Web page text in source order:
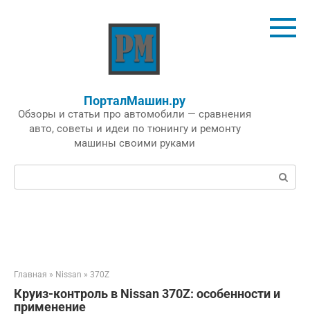
ПорталМашин.ру
Обзоры и статьи про автомобили — сравнения
авто, советы и идеи по тюнингу и ремонту
машины своими руками
Поиск:
Главная » Nissan » 370Z
Круиз-контроль в Nissan 370Z: особенности и
применение